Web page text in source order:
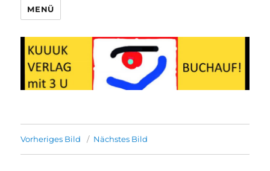
MENÜ
Vorheriges Bild Nächstes Bild